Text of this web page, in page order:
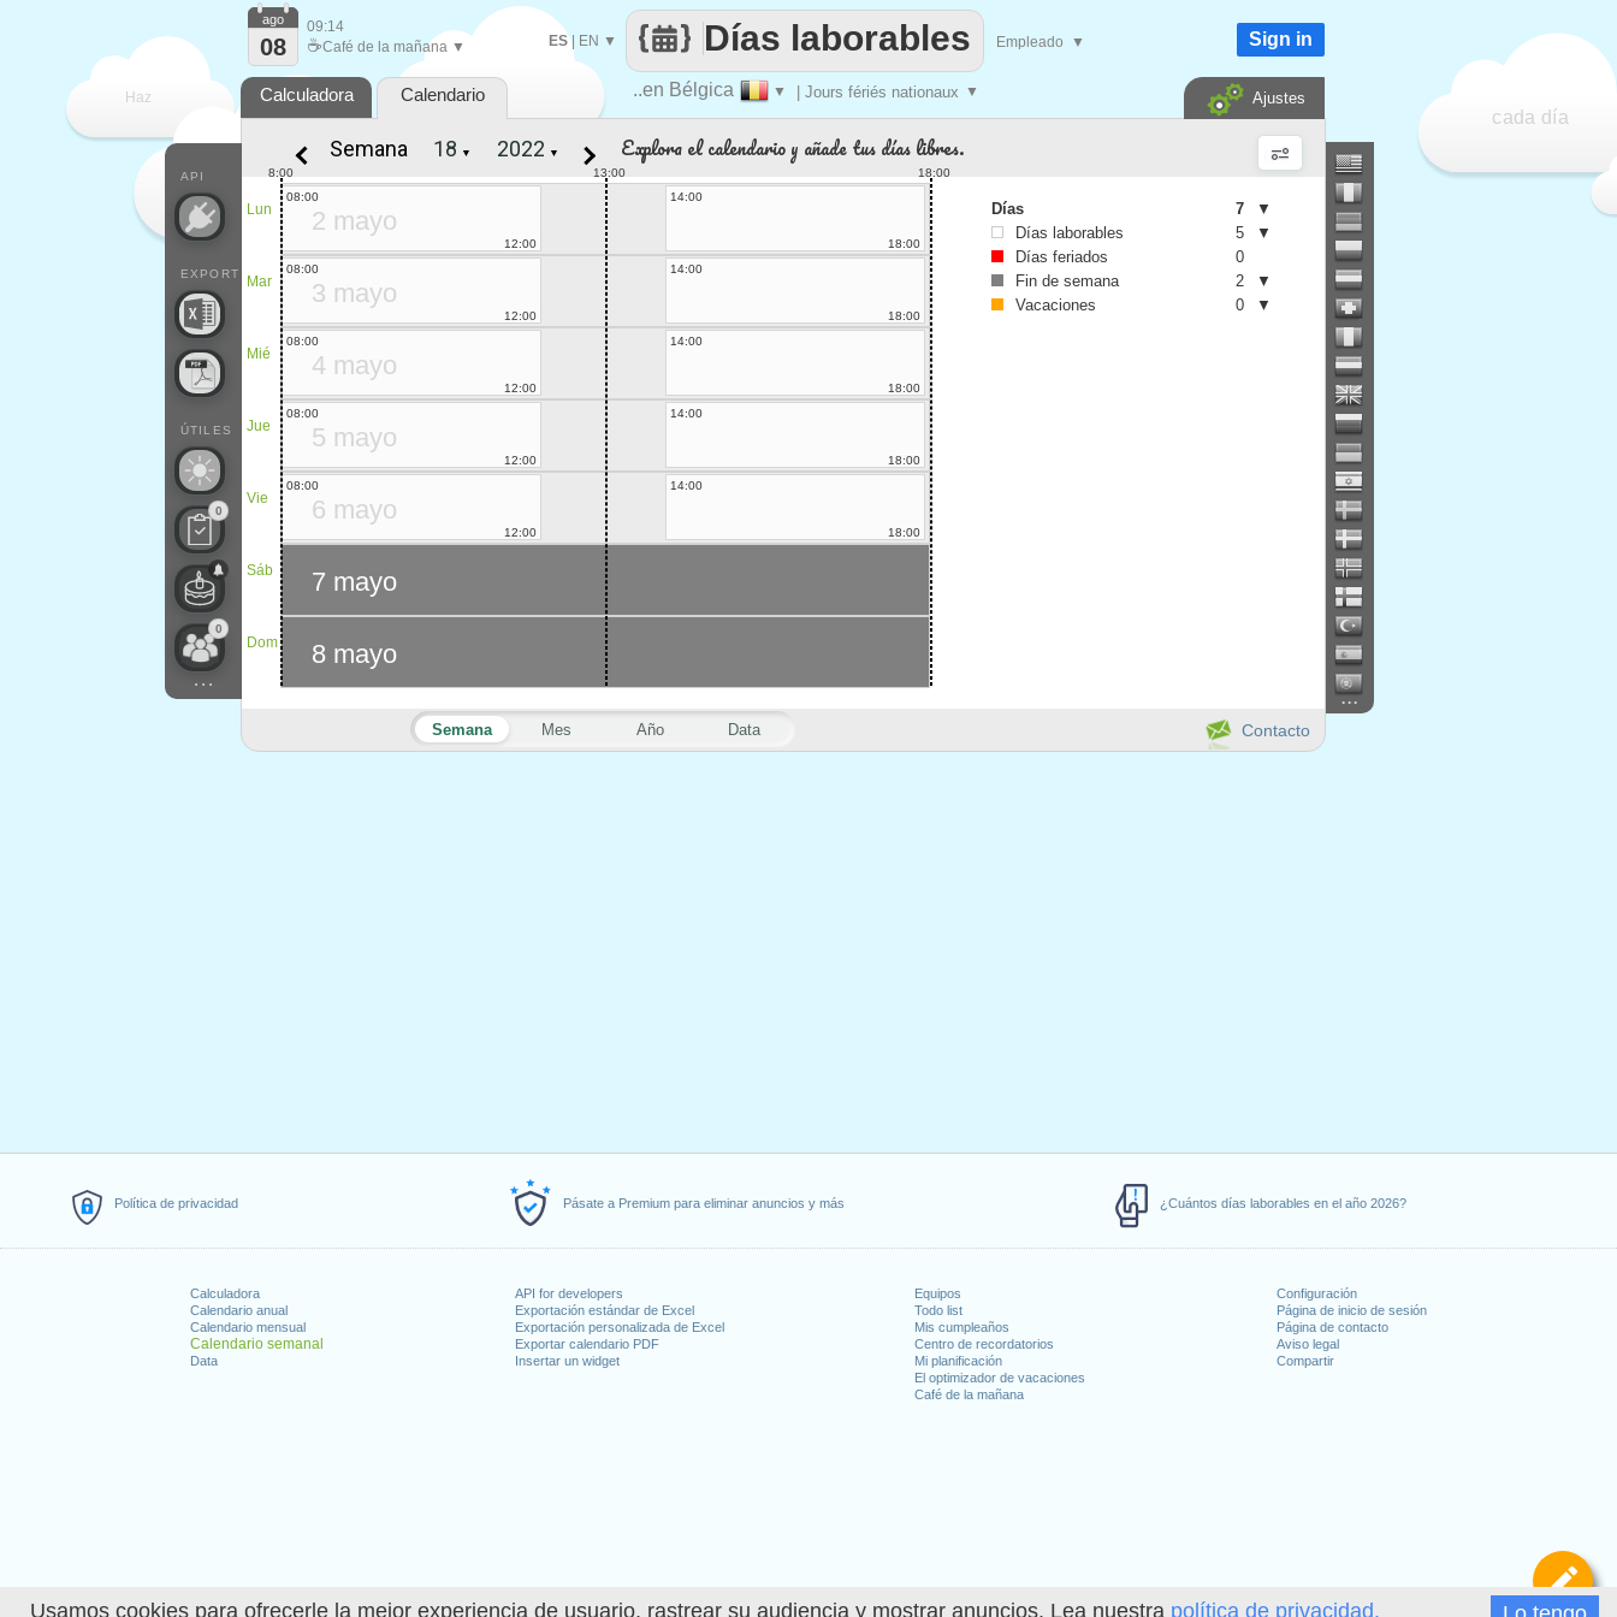
Usamos cookies para ofrecerle la mejor experiencia de usuario, rastrear su audiencia y mostrar anuncios. Lea nuestra política de privacidad.
Política de privacidad Pásate a Premium para eliminar anuncios y más ¿Cuántos días laborables en el año 2026?
Calculadora
Calendario anual
Calendario mensual
Calendario semanal
Data
API for developers
Exportación estándar de Excel
Exportación personalizada de Excel
Exportar calendario PDF
Insertar un widget
Equipos
Todo list
Mis cumpleaños
Centro de recordatorios
Mi planificación
El optimizador de vacaciones
Café de la mañana
Configuración
Página de inicio de sesión
Página de contacto
Aviso legal
Compartir
Haz
que
cada día
..en Bélgica ▼ | Jours fériés nationaux ▼
Días laborables
ES| EN ▼ Empleado ▼
API
EXPORT
ÚTILES
0
0
...
ago
08
09:14
☕Café de la mañana ▼ Sign in
Calculadora Calendario Ajustes
...
Contacto
Semana Mes Año Data
Semana ▼ ▼ Explora el calendario y añade tus días libres.
Lun
Mar
Mié
Jue
Vie
Sáb
Dom
13:00
8:00 18:00
2 mayo
08:00
12:00
14:00
18:00
3 mayo
08:00
12:00
14:00
18:00
4 mayo
08:00
12:00
14:00
18:00
5 mayo
08:00
12:00
14:00
18:00
6 mayo
08:00
12:00
14:00
18:00
7 mayo
8 mayo
Días 7
▼
Días laborables
5
▼
Días feriados
0
Fin de semana
2
▼
Vacaciones
0 ▼